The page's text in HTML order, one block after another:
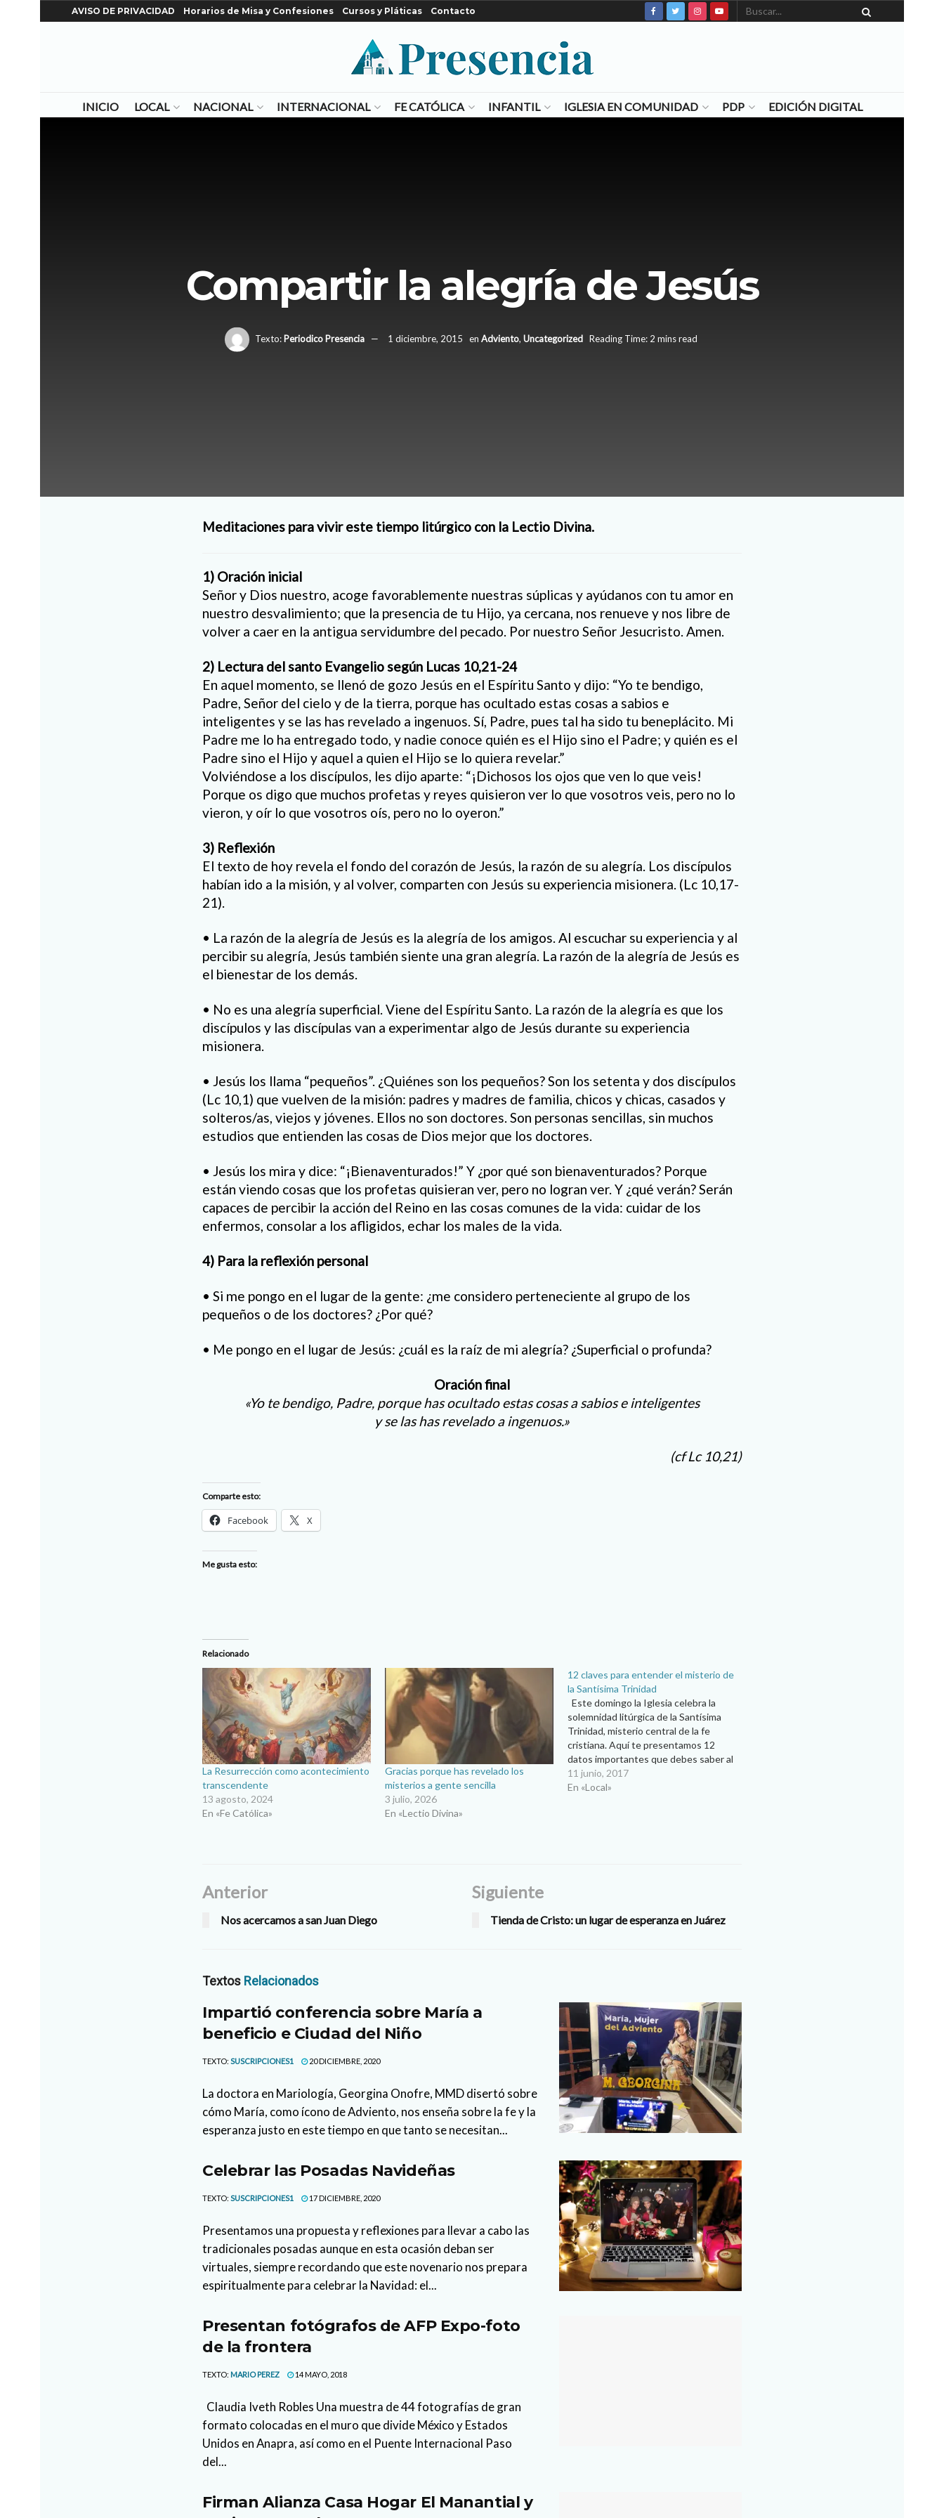
AVISO DE PRIVACIDAD Horarios de Misa y Confesiones Cursos y Pláticas Contacto
INICIO LOCAL NACIONAL INTERNACIONAL FE CATÓLICA INFANTIL IGLESIA EN COMUNIDAD PDP EDICIÓN DIGITAL
Compartir la alegría de Jesús
Texto:Periodico Presencia 1 diciembre, 2015 en Adviento, Uncategorized Reading Time: 2 mins read
Meditaciones para vivir este tiempo litúrgico con la Lectio Divina.
1) Oración inicial
Señor y Dios nuestro, acoge favorablemente nuestras súplicas y ayúdanos con tu amor en
nuestro desvalimiento; que la presencia de tu Hijo, ya cercana, nos renueve y nos libre de
volver a caer en la antigua servidumbre del pecado. Por nuestro Señor Jesucristo. Amen.
2) Lectura del santo Evangelio según Lucas 10,21-24
En aquel momento, se llenó de gozo Jesús en el Espíritu Santo y dijo: “Yo te bendigo,
Padre, Señor del cielo y de la tierra, porque has ocultado estas cosas a sabios e
inteligentes y se las has revelado a ingenuos. Sí, Padre, pues tal ha sido tu beneplácito. Mi
Padre me lo ha entregado todo, y nadie conoce quién es el Hijo sino el Padre; y quién es el
Padre sino el Hijo y aquel a quien el Hijo se lo quiera revelar.”
Volviéndose a los discípulos, les dijo aparte: “¡Dichosos los ojos que ven lo que veis!
Porque os digo que muchos profetas y reyes quisieron ver lo que vosotros veis, pero no lo
vieron, y oír lo que vosotros oís, pero no lo oyeron.”
3) Reflexión
El texto de hoy revela el fondo del corazón de Jesús, la razón de su alegría. Los discípulos
habían ido a la misión, y al volver, comparten con Jesús su experiencia misionera. (Lc 10,17-
21).
• La razón de la alegría de Jesús es la alegría de los amigos. Al escuchar su experiencia y al
percibir su alegría, Jesús también siente una gran alegría. La razón de la alegría de Jesús es
el bienestar de los demás.
• No es una alegría superficial. Viene del Espíritu Santo. La razón de la alegría es que los
discípulos y las discípulas van a experimentar algo de Jesús durante su experiencia
misionera.
• Jesús los llama “pequeños”. ¿Quiénes son los pequeños? Son los setenta y dos discípulos
(Lc 10,1) que vuelven de la misión: padres y madres de familia, chicos y chicas, casados y
solteros/as, viejos y jóvenes. Ellos no son doctores. Son personas sencillas, sin muchos
estudios que entienden las cosas de Dios mejor que los doctores.
• Jesús los mira y dice: “¡Bienaventurados!” Y ¿por qué son bienaventurados? Porque
están viendo cosas que los profetas quisieran ver, pero no logran ver. Y ¿qué verán? Serán
capaces de percibir la acción del Reino en las cosas comunes de la vida: cuidar de los
enfermos, consolar a los afligidos, echar los males de la vida.
4) Para la reflexión personal
• Si me pongo en el lugar de la gente: ¿me considero perteneciente al grupo de los
pequeños o de los doctores? ¿Por qué?
• Me pongo en el lugar de Jesús: ¿cuál es la raíz de mi alegría? ¿Superficial o profunda?
Oración final
«Yo te bendigo, Padre, porque has ocultado estas cosas a sabios e inteligentes
y se las has revelado a ingenuos.»
(cf Lc 10,21)
Comparte esto:
Facebook X
Me gusta esto:
Relacionado
La Resurrección como acontecimiento
transcendente
13 agosto, 2024
En «Fe Católica»
Gracias porque has revelado los
misterios a gente sencilla
3 julio, 2026
En «Lectio Divina»
12 claves para entender el misterio de
la Santísima Trinidad
Este domingo la Iglesia celebra la
solemnidad litúrgica de la Santísima
Trinidad, misterio central de la fe
cristiana. Aquí te presentamos 12
datos importantes que debes saber al
respecto: La palabra Trinidad viene
del latín Proviene de la palabra latina
11 junio, 2017
En «Local»
Anterior
Nos acercamos a san Juan Diego
Siguiente
Tienda de Cristo: un lugar de esperanza en Juárez
Textos Relacionados
Impartió conferencia sobre María a
beneficio e Ciudad del Niño
TEXTO: SUSCRIPCIONES1 20 DICIEMBRE, 2020
La doctora en Mariología, Georgina Onofre, MMD disertó sobre
cómo María, como ícono de Adviento, nos enseña sobre la fe y la
esperanza justo en este tiempo en que tanto se necesitan...
Celebrar las Posadas Navideñas
TEXTO: SUSCRIPCIONES1 17 DICIEMBRE, 2020
Presentamos una propuesta y reflexiones para llevar a cabo las
tradicionales posadas aunque en esta ocasión deban ser
virtuales, siempre recordando que este novenario nos prepara
espiritualmente para celebrar la Navidad: el...
Presentan fotógrafos de AFP Expo-foto
de la frontera
TEXTO: MARIO PEREZ 14 MAYO, 2018
Claudia Iveth Robles Una muestra de 44 fotografías de gran
formato colocadas en el muro que divide México y Estados
Unidos en Anapra, así como en el Puente Internacional Paso
del...
Firman Alianza Casa Hogar El Manantial y